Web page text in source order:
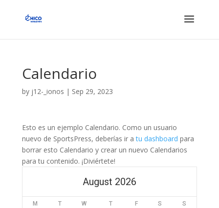
Calendario
by j12-_ionos | Sep 29, 2023
Esto es un ejemplo Calendario. Como un usuario
nuevo de SportsPress, deberías ir atu dashboard para
borrar esto Calendario y crear un nuevo Calendarios
para tu contenido. ¡Diviértete!
August 2026
M T W T F S S